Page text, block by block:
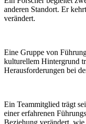
anderen Standort. Er
verändert.
Eine Gruppe von
kulturellem Hintergrund
Herausforderungen bei
Ein Teammitglied trägt
einer erfahrenen
Beziehung verändert, wie